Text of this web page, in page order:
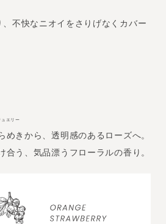
、不快なニオイをさりげなくカバー
ュエリー
めきから、透明感のあるローズへ。
合う、気品漂うフローラルの香り。